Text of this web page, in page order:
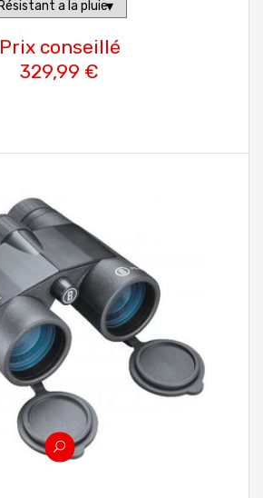
Prix conseillé
329,99 €